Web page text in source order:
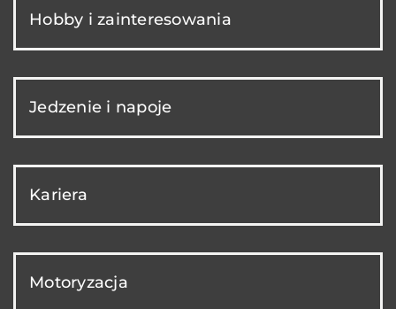
Hobby i zainteresowania
Jedzenie i napoje
Kariera
Motoryzacja